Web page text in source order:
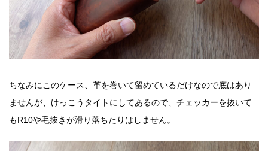
ちなみにこのケース、革を巻いて留めているだけなので底はあり
ませんが、けっこうタイトにしてあるので、チェッカーを抜いて
もR10や毛抜きが滑り落ちたりはしません。